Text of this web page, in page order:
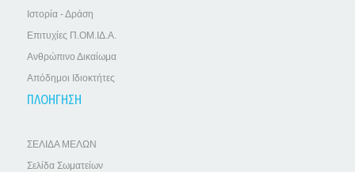
Ιστορία - Δράση
Επιτυχίες Π.ΟΜ.ΙΔ.Α.
Ανθρώπινο Δικαίωμα
Απόδημοι Ιδιοκτήτες
ΠΛΟΗΓΗΣΗ
ΣΕΛΙΔΑ ΜΕΛΩΝ
Σελίδα Σωματείων